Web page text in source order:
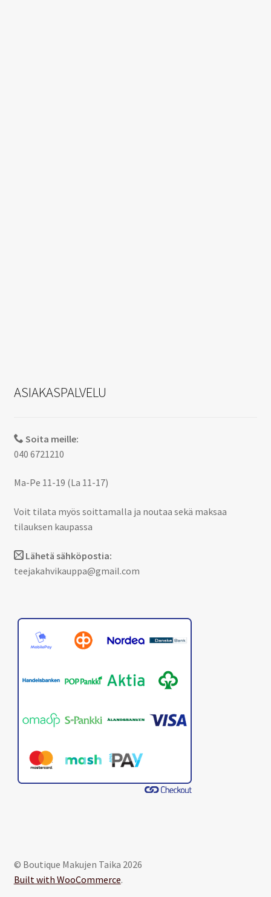
ASIAKASPALVELU
Soita meille:
040 6721210
Ma-Pe 11-19 (La 11-17)
Voit tilata myös soittamalla ja noutaa sekä maksaa
tilauksen kaupassa
Lähetä sähköpostia:
teejakahvikauppa@gmail.com
© Boutique Makujen Taika 2026
Built with WooCommerce.